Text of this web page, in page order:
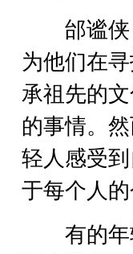
邰谧侠
为他们在
承祖先的
的事情。
轻人感受
于每个人的
有的年